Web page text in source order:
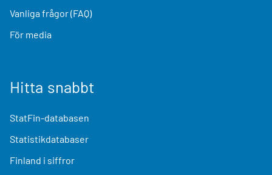
Vanliga frågor (FAQ)
För media
Hitta snabbt
StatFin-databasen
Statistikdatabaser
Finland i siffror